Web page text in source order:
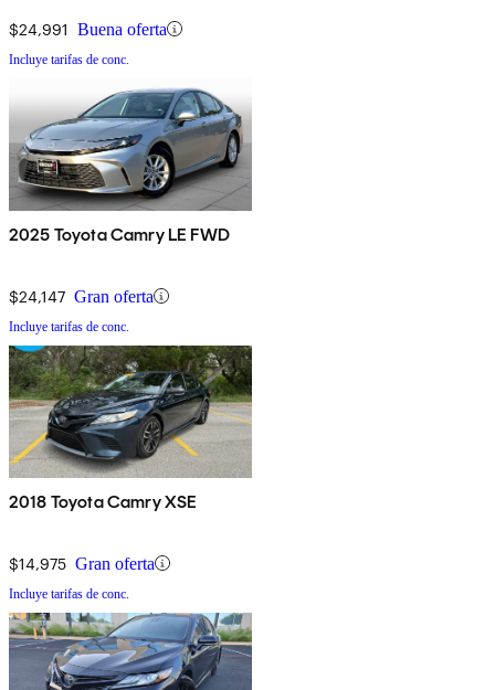
$24,991 Buena oferta
Incluye tarifas de conc.
2025 Toyota Camry LE FWD
$24,147 Gran oferta
Incluye tarifas de conc.
2018 Toyota Camry XSE
$14,975 Gran oferta
Incluye tarifas de conc.